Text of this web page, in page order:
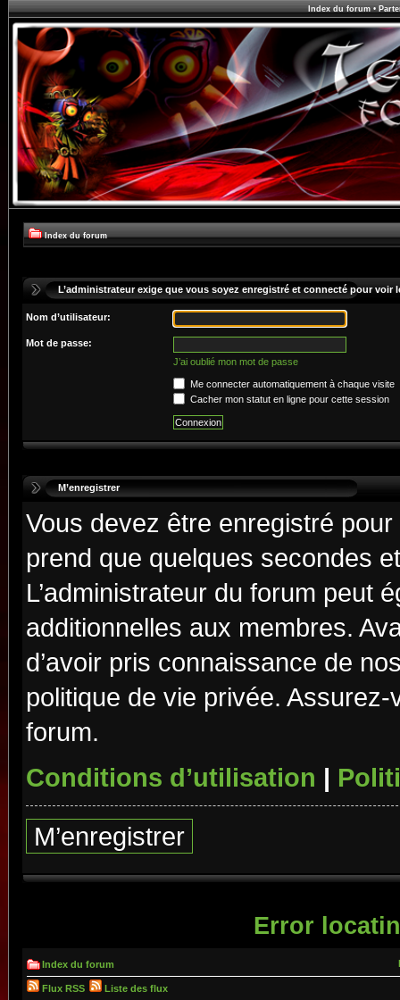
Index du forum•
Index du forum
L’administrateur exige que vous soyez enregistré et connecté pour voir
Nom d’utilisateur:
Mot de passe:
J’ai oublié mon mot de passe
Me connecter automatiquement à chaque visite
Cacher mon statut en ligne pour cette session
M’enregistrer
Vous devez être enregistré
prend que quelques secondes
L’administrateur du forum peut
additionnelles aux membres.
d’avoir pris connaissance de
politique de vie privée.
forum.
Conditions d’utilisation |
M’enregistrer
Error
Index du forum
Flux RSS Liste des flux